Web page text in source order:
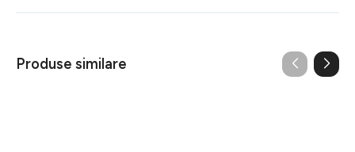
Produse similare